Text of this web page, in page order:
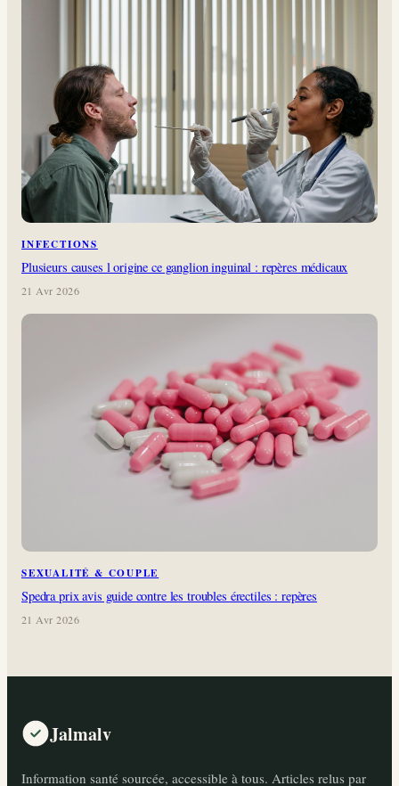
INFECTIONS
Plusieurs causes l origine ce ganglion inguinal : repères médicaux
21 Avr 2026
SEXUALITÉ & COUPLE
Spedra prix avis guide contre les troubles érectiles : repères
21 Avr 2026
Jalmalv
Information santé sourcée, accessible à tous. Articles relus par